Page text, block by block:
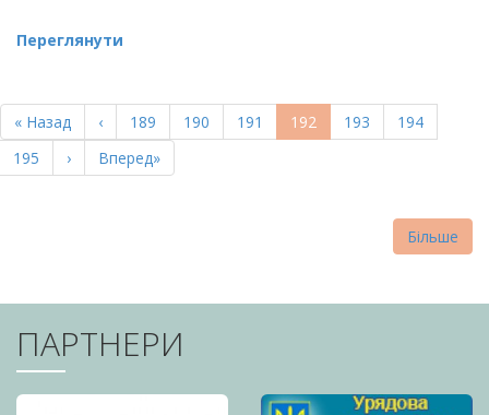
Переглянути
НА
СТОРІНКИ
Перша
сторінка
« Назад
Попередня
сторінка
‹ Page
189 Page
190 Page
191
Поточна
сторінка
192 Page
193 Page
194
Page
195
Наступна
сторінка
›
Остання
сторінка
Вперед»
Більше
ПАРТНЕРИ